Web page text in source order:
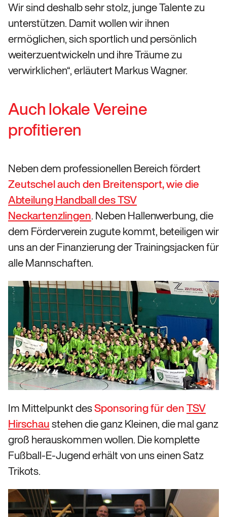
Wir sind deshalb sehr stolz, junge Talente zu
unterstützen. Damit wollen wir ihnen
ermöglichen, sich sportlich und persönlich
weiterzuentwickeln und ihre Träume zu
verwirklichen“, erläutert Markus Wagner.
Auch lokale Vereine
profitieren
Neben dem professionellen Bereich fördert
Zeutschel auch den Breitensport, wie die
Abteilung Handball des TSV
Neckartenzlingen. Neben Hallenwerbung, die
dem Förderverein zugute kommt, beteiligen wir
uns an der Finanzierung der Trainingsjacken für
alle Mannschaften.
Im Mittelpunkt desSponsoring für denTSV
Hirschaustehen die ganz Kleinen, die mal ganz
groß herauskommen wollen. Die komplette
Fußball-E-Jugend erhält von uns einen Satz
Trikots.